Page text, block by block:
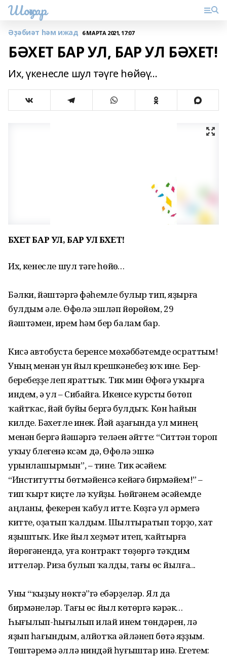
Шоңҡар
Әҙәбиәт һәм ижад 6 МАРТА 2021, 17:07
БӘХЕТ БАР УЛ, БАР УЛ БӘХЕТ!
Их, үкенесле шул тәүге һөйөү…
БӘХЕТ БАР УЛ, БАР УЛ БӘХЕТ!
Их, үкенесле шул тәүге һөйөү…
Бәлки, йәштәргә фәһемле булыр тип, яҙыр­ға
булдым әле. Өфөлә эшләп йөрөйөм, 29
йәштәмен, ирем һәм бер балам бар.
Кисә автобуста беренсе мөхәббәтемде осраттым!
Уның менән ун йыл күрешкәнебеҙ юҡ ине. Бер-
беребеҙҙе үлеп яраттыҡ. Тик мин Өфөгә уҡырға
индем, ә ул – Сибайға. Икенсе курсты бөтөп
ҡайтҡас, йәй буйы бергә булдыҡ. Көн һайын
килде. Бәхетле инек. Йәй аҙағында ул минең
менән бергә йәшәргә теләүен әйтте: “Ситтән тороп
уҡыу бүлегенә күсәм дә, Өфөлә эшкә
урынлашырмын”, – тине. Тик әсәйем:
“Институтты бөтмәйенсә кейәүгә бирмәйем!” –
тип ҡырт киҫте лә ҡуйҙы. Һөйгәнем әсәйемде
аңланы, фекерен ҡабул итте. Көҙгә ул әрмегә
китте, оҙатып ҡалдым. Шылтыратып торҙо, хат
яҙыштыҡ. Ике йыл хеҙмәт итеп, ҡайтырға
йөрөгәнендә, уға контракт төҙөргә тәҡдим
иттеләр. Риза булып ҡалды, тағы өс йылға...
Уны “ҡыҙыу нөктә”гә ебәрҙеләр. Ял да
бирмәнеләр. Тағы өс йыл көтөргә кәрәк…
Һығылып-һығылып илай инем төндәрен, үлә
яҙып һағындым, алйотҡа әйләнеп бөтә яҙҙым.
Төштәремә әллә ниндәй һуғыштар инә. Егетем: